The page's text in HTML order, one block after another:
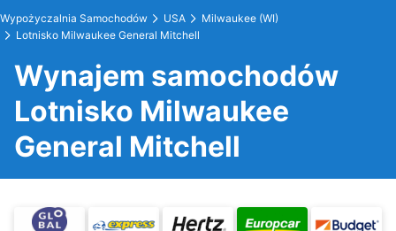
Wypożyczalnia Samochodów USA
Milwaukee (WI)
Lotnisko Milwaukee General Mitchell
Wynajem samochodów
Lotnisko Milwaukee
General Mitchell